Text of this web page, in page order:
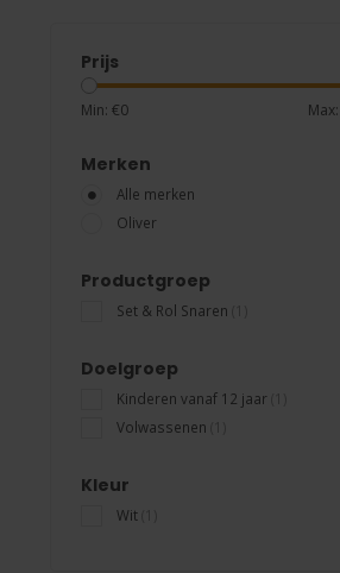
Prijs
Min: €0
Merken
Alle merken
Oliver
Productgroep
Set & Rol Snaren
Doelgroep
Kinderen vanaf 12 jaar
Volwassenen
Kleur
Wit